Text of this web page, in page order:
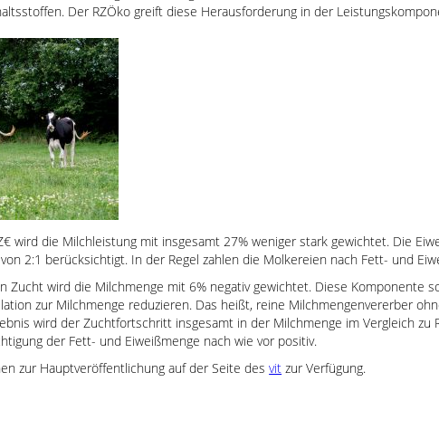
Der RZÖko greift diese Herausforderung in der
wird die Milchleistung mit insgesamt 27% weniger stark gewichtet. Die
2:1 berücksichtigt. In der Regel zahlen die Molkereien nach Fett- und
Zucht wird die Milchmenge mit 6% negativ gewichtet. Diese Komponente
zur Milchmenge reduzieren. Das heißt, reine Milchmengenvererber
wird der Zuchtfortschritt insgesamt in der Milchmenge im Vergleich zu
der Fett- und Eiweißmenge nach wie vor positiv.
zur Hauptveröffentlichung auf der Seite desvit zur Verfügung.